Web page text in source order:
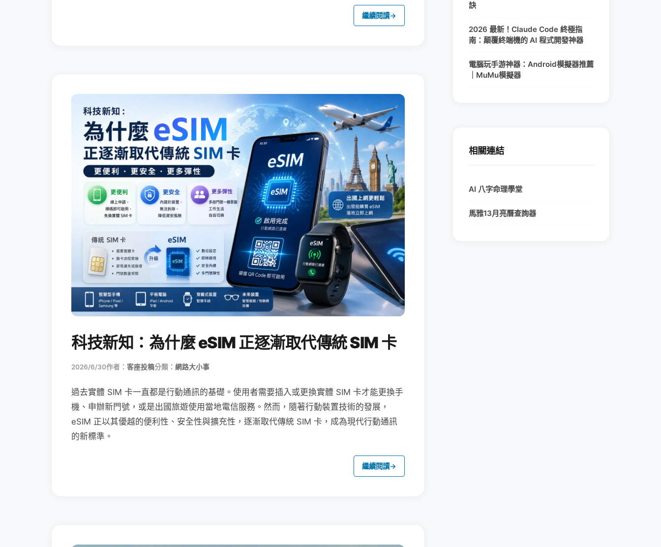
繼續閱讀→
科技新知：為什麼 eSIM 正逐漸取代傳統 SIM 卡
2026/6/30作者： 客座投稿分類： 網路大小事
過去實體 SIM 卡一直都是行動通訊的基礎。使用者需要插入或更換實體 SIM 卡才能更換手
機、申辦新門號，或是出國旅遊使用當地電信服務。然而，隨著行動裝置技術的發展，
eSIM 正以其優越的便利性、安全性與擴充性，逐漸取代傳統 SIM 卡，成為現代行動通訊
的新標準。
繼續閱讀→
訣
2026 最新！Claude Code 終極指
南：顛覆終端機的 AI 程式開發神器
電腦玩手游神器：Android模擬器推薦
｜MuMu模擬器
相關連結
AI 八字命理學堂
馬雅13月亮曆查詢器